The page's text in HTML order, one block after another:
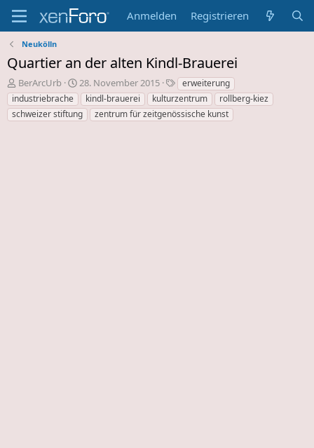
Anmelden Registrieren
Neukölln
Quartier an der alten Kindl-Brauerei
E
r
s
t
BerArcUrb
E
r
s
t
28. November 2015
S
c
h
l
erweiterung
industriebrache
kindl-brauerei kulturzentrum
rollberg-kiez
schweizer stiftung
zentrum für zeitgenössische kunst